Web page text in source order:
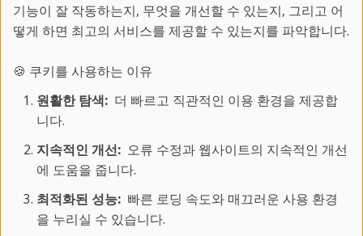
전문 강사진과 함께하는 스프락카페 온라인
집에서도 현지 어학연수와 같은 몰입형 학습
경험을 제공합니다.
안정적인 학습 환경 속에서 효율적이고 체계
적으로 외국어 실력을 향상시켜 보세요.
알아보기
기능이 잘 작동하는지, 무엇을 개선할 수 있는지, 그리고 어
떻게 하면 최고의 서비스를 제공할 수 있는지를 파악합니다.
🍪 쿠키를 사용하는 이유
원활한 탐색:더 빠르고 직관적인 이용 환경을 제공합
니다.
지속적인 개선:오류 수정과 웹사이트의 지속적인 개선
에 도움을 줍니다.
최적화된 성능:빠른 로딩 속도와 매끄러운 사용 환경
을 누리실 수 있습니다.